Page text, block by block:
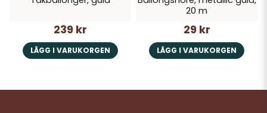
239 kr
LÄGG I VARUKORGEN
20 m
29 kr
LÄGG I VARUKORGEN